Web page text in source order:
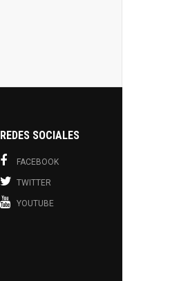
REDES SOCIALES
FACEBOOK
TWITTER
YOUTUBE